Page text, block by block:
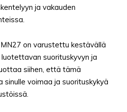
ja vakauden
on varustettu kestävällä
suorituskyvyn ja
siihen, että tämä
sinulle voimaa ja suorituskykyä